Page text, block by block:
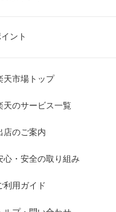
ント
天市場トップ
天のサービス一覧
店のご案内
心・安全の取り組み
利用ガイド